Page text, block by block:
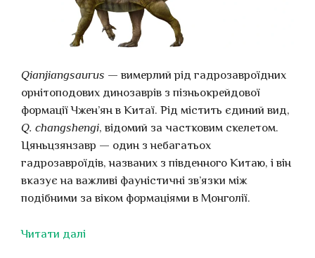
Qianjiangsaurus — вимерлий рід гадрозавроїдних
орнітоподових динозаврів з пізньокрейдової
формації Чжен’ян в Китаї. Рід містить єдиний вид,
Q. changshengi, відомий за частковим скелетом.
Цяньцзянзавр — один з небагатьох
гадрозавроїдів, названих з південного Китаю, і він
вказує на важливі фауністичні зв’язки між
подібними за віком формаціями в Монголії.
Читати далі